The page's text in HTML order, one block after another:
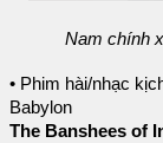
Nam chính
• Phim hài/nhạc
Babylon
The Banshees of